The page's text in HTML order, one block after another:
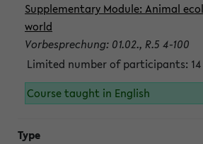
Supplementary Module: Animal
world
Vorbesprechung: 01.02., R.5 4-100
Limited number of participants: 14
Course taught in English